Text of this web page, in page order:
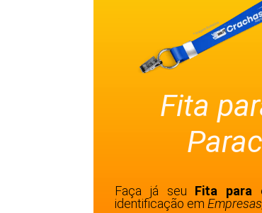
Fita
Faça já seu Fita para
identificação em